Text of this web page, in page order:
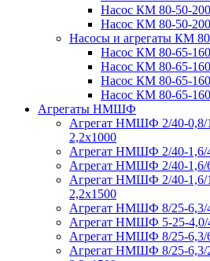
Насос КМ 80-50-
Насос КМ 80-50-
Насосы и агрегаты КМ
Насос КМ 80-65-
Насос КМ 80-65-
Насос КМ 80-65-
Насос КМ 80-65-
Агрегаты НМШФ
Агрегат НМШФ 2/40-0,8/
2,2х1000
Агрегат НМШФ 2/40-1,6/
Агрегат НМШФ 2/40-1,6/
Агрегат НМШФ 2/40-1,6/
2,2х1500
Агрегат НМШФ 8/25-6,3/
Агрегат НМШФ 5-25-4,0/4
Агрегат НМШФ 8/25-6,3/
Агрегат НМШФ 8/25-6,3/